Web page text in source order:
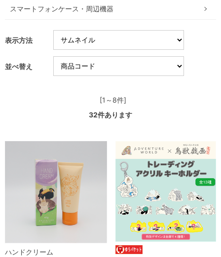
スマートフォンケース・周辺機器
表示方法
並べ替え
[1～8件]
32件あります
ハンドクリーム